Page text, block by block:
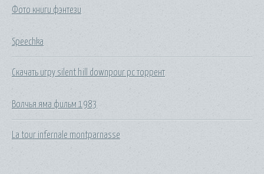
Фото книги фэнтези
Speechka
Скачать игру silent hill downpour pc торрент
Волчья яма фильм 1983
La tour infernale montparnasse